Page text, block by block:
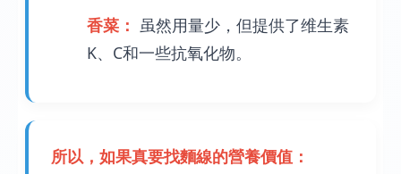
香菜： 虽然用量少，但提供了维生素
K、C和一些抗氧化物。
所以，如果真要找麵線的營養價值：